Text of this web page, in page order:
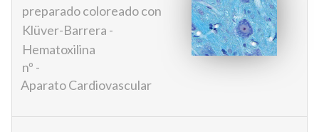
preparado coloreado con
Klüver-Barrera -
Hematoxilina
nº -
Aparato Cardiovascular